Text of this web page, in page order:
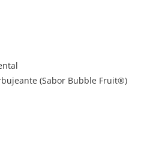
(Sabor Bubble Fruit®)